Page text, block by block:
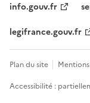
info.gouv.fr
legifrance.gouv.fr
Plan du site
Accessibilité :